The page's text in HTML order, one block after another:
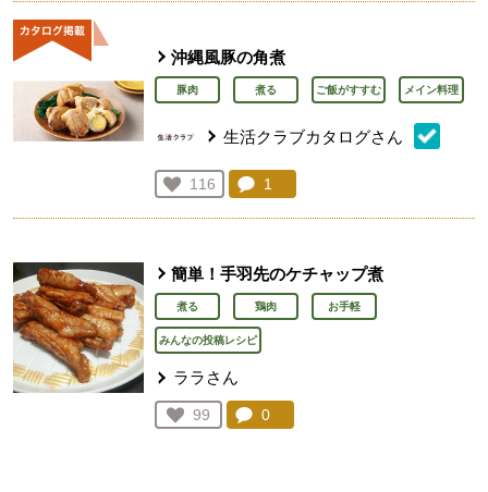
沖縄風豚の角煮
豚肉 煮る ご飯がすすむ メイン料理
生活クラブカタログさん
お気に入り登録：
116
人が登録
コメント：
1
簡単！手羽先のケチャップ煮
煮る 鶏肉 お手軽
みんなの投稿レシピ
ララさん
お気に入り登録：
99
人が登録
コメント：
0